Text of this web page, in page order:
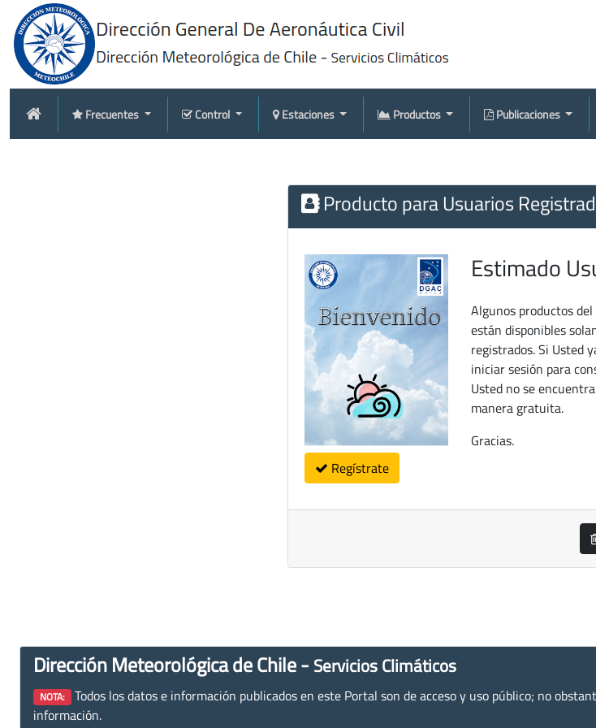
Frecuentes Control Estaciones Productos Publicaciones
Producto para Usuarios
Regístrate
Estimado
Algunos productos del
están disponibles
registrados. Si Usted
iniciar sesión para
Usted no se
manera gratuita.
Gracias.
Dirección Meteorológica de Chile - Servicios Climáticos
NOTA: Todos los datos e información publicados en este Portal son de acceso y uso público; no
información.